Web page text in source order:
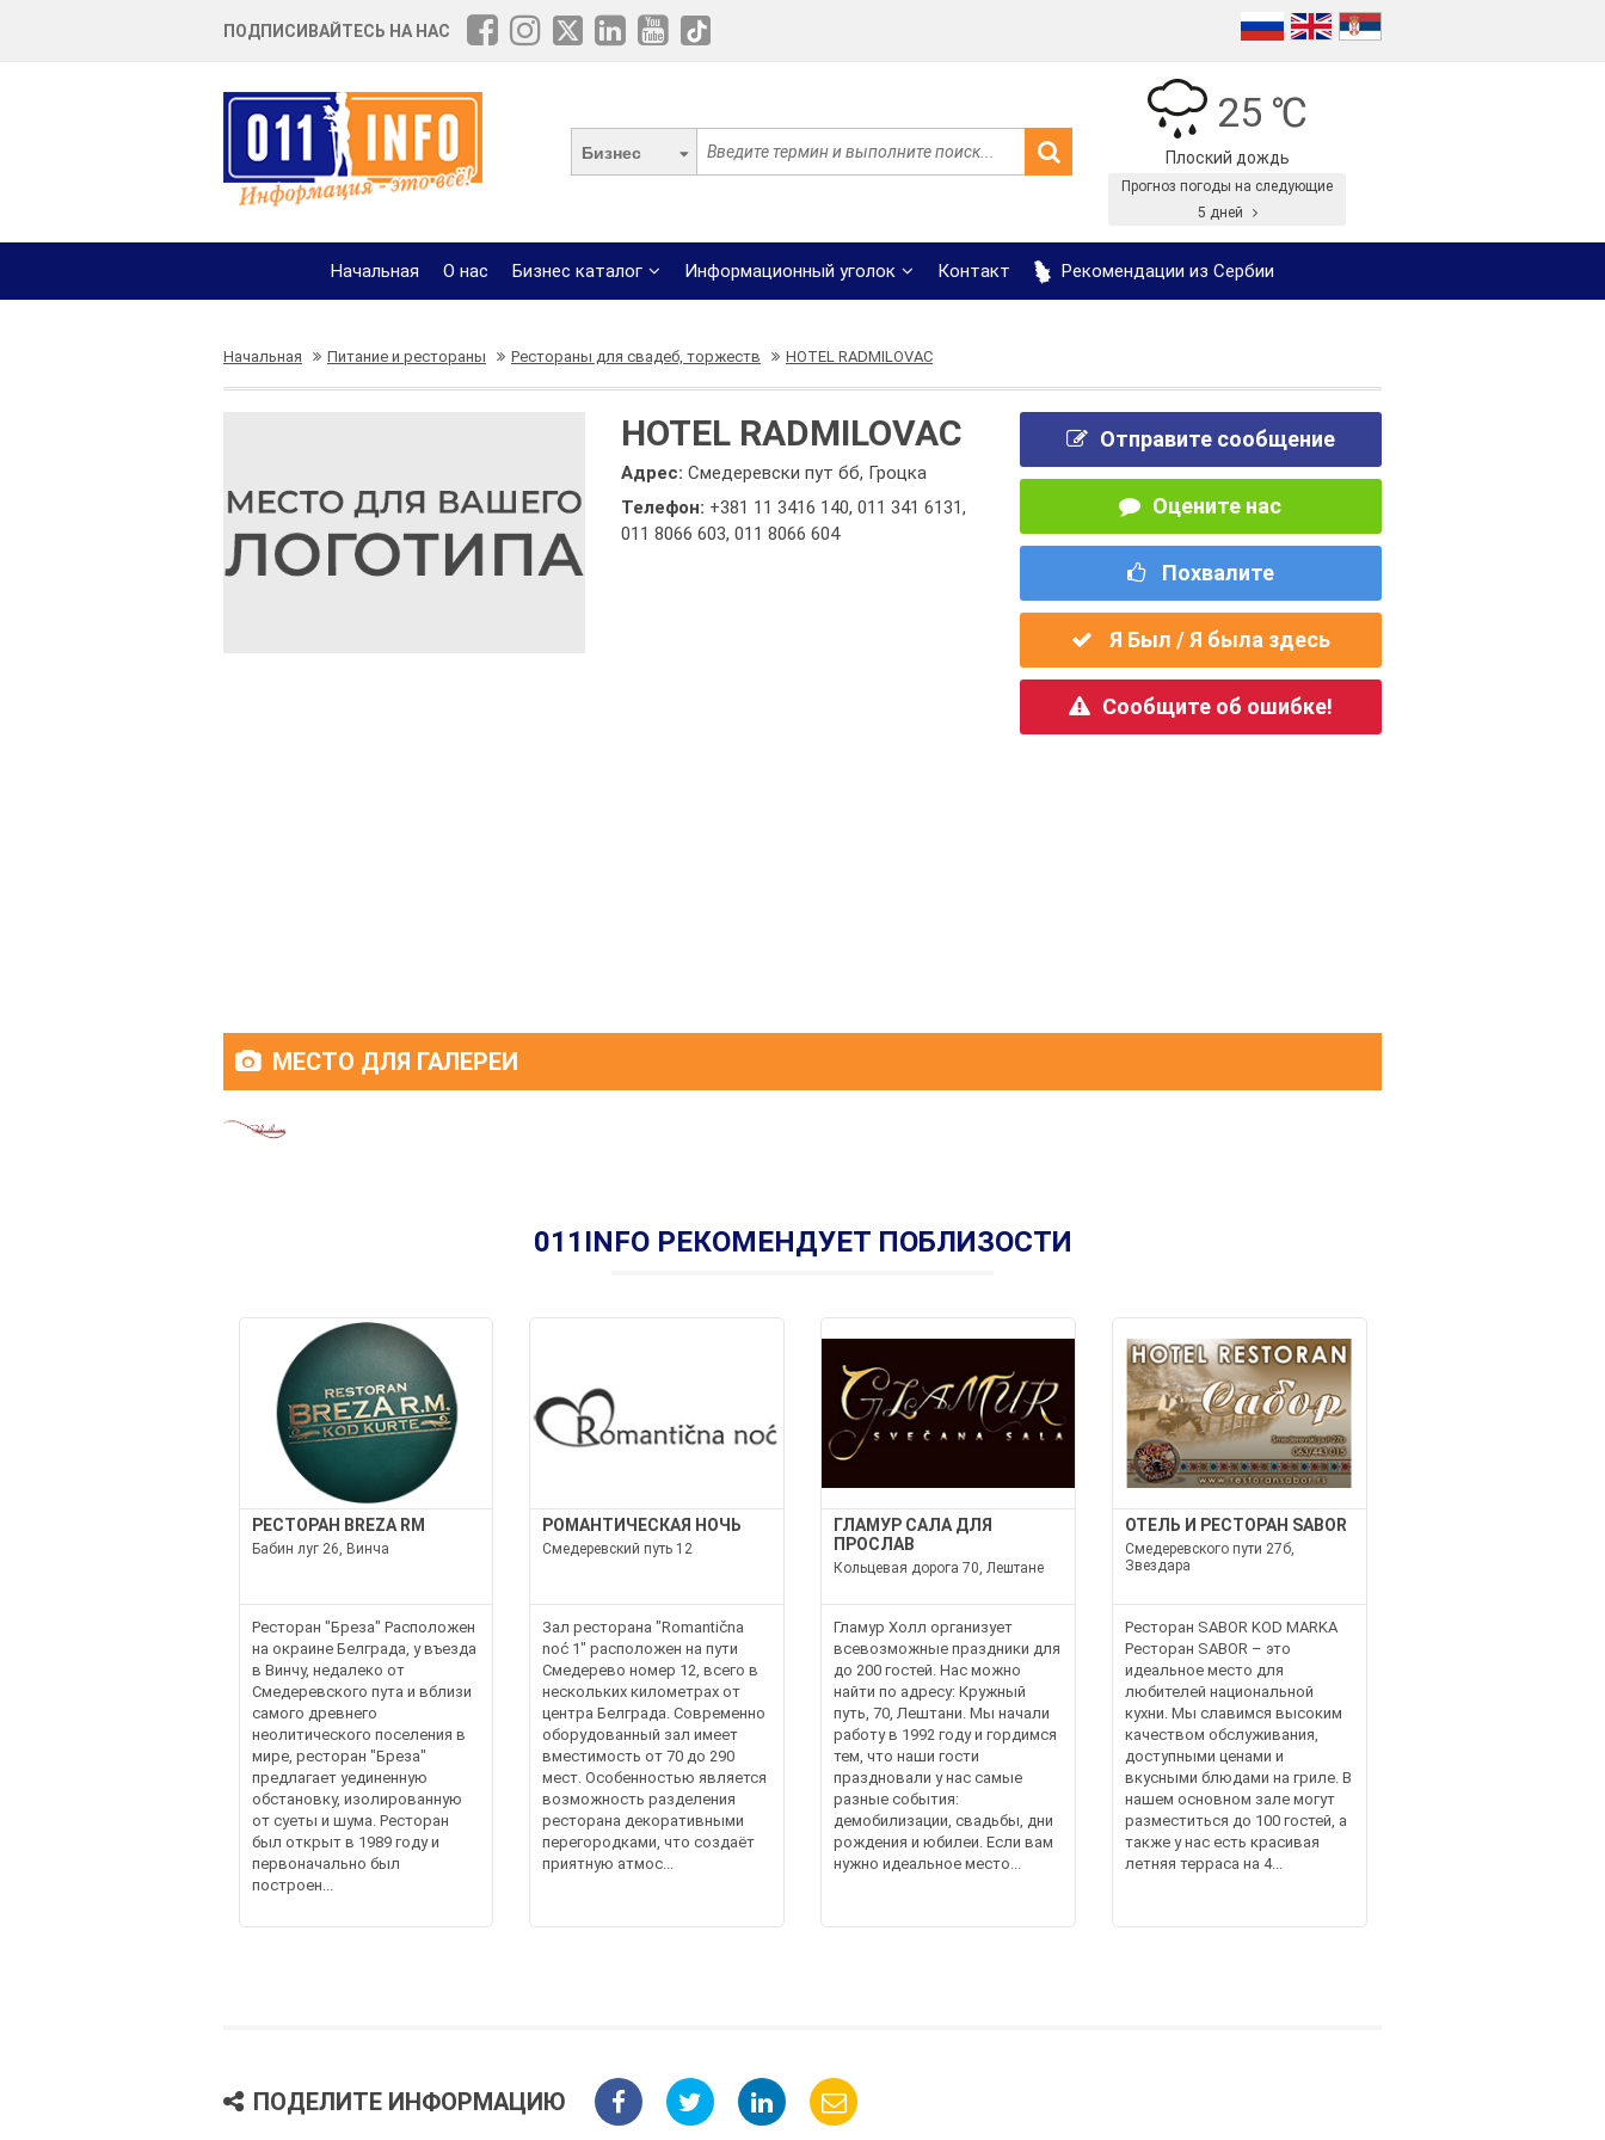
ПОДПИСИВАЙТЕСЬ НА НАС
Бизнес
25 ℃
Плоский дождь
Прогноз погоды на следующие
5 дней
Начальная О нас Бизнес каталог Информационный уголок Контакт Рекомендации из Сербии
Начальная Питание и рестораны Рестораны для свадеб, торжеств HOTEL RADMILOVAC
HOTEL RADMILOVAC
Адрес:Смедеревски пут бб, Гроцка
Телефон: +381 11 3416 140,011 341 6131,
011 8066 603,011 8066 604
Отправите сообщение
Оцените нас
Похвалите
Я Был / Я была здесь
Сообщите об ошибке!
МЕСТО ДЛЯ ГАЛЕРЕИ
011INFO РЕКОМЕНДУЕТ ПОБЛИЗОСТИ
РЕСТОРАН BREZA RM
Бабин луг 26, Винча
Ресторан "Бреза" Расположен
на окраине Белграда, у въезда
в Винчу, недалеко от
Смедеревского пута и вблизи
самого древнего
неолитического поселения в
мире, ресторан "Бреза"
предлагает уединенную
обстановку, изолированную
от суеты и шума. Ресторан
был открыт в 1989 году и
первоначально был
построен...
РОМАНТИЧЕСКАЯ НОЧЬ
Смедеревский путь 12
Зал ресторана "Romantična
noć 1" расположен на пути
Смедерево номер 12, всего в
нескольких километрах от
центра Белграда. Современно
оборудованный зал имеет
вместимость от 70 до 290
мест. Особенностью является
возможность разделения
ресторана декоративными
перегородками, что создаёт
приятную атмос...
ГЛАМУР САЛА ДЛЯ
ПРОСЛАВ
Кольцевая дорога 70, Лештане
Гламур Холл организует
всевозможные праздники для
до 200 гостей. Нас можно
найти по адресу: Кружный
путь, 70, Лештани. Мы начали
работу в 1992 году и гордимся
тем, что наши гости
праздновали у нас самые
разные события:
демобилизации, свадьбы, дни
рождения и юбилеи. Если вам
нужно идеальное место...
ОТЕЛЬ И РЕСТОРАН SABOR
Смедеревского пути 27б,
Звездара
Ресторан SABOR KOD MARKA
Ресторан SABOR – это
идеальное место для
любителей национальной
кухни. Мы славимся высоким
качеством обслуживания,
доступными ценами и
вкусными блюдами на гриле. В
нашем основном зале могут
разместиться до 100 гостей, а
также у нас есть красивая
летняя терраса на 4...
ПОДЕЛИТЕ ИНФОРМАЦИЮ